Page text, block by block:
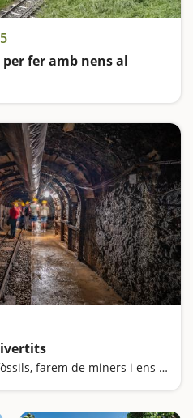
fer amb nens al
Buscarem dinosaures, or, fòssils, farem de miners i ens sentirem gegants